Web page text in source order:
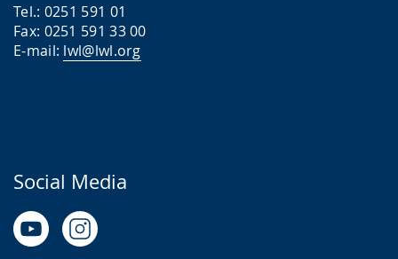
Tel.: 0251 591 01
Fax: 0251 591 33 00
E-mail: lwl@lwl.org
Social Media